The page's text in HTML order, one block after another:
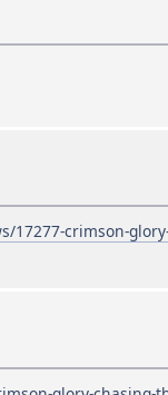
17277-crimson-